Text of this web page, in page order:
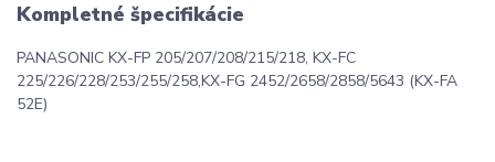
Kompletné špecifikácie
PANASONIC KX-FP 205/207/208/215/218, KX-FC
225/226/228/253/255/258,KX-FG 2452/2658/2858/5643 (KX-FA
52E)